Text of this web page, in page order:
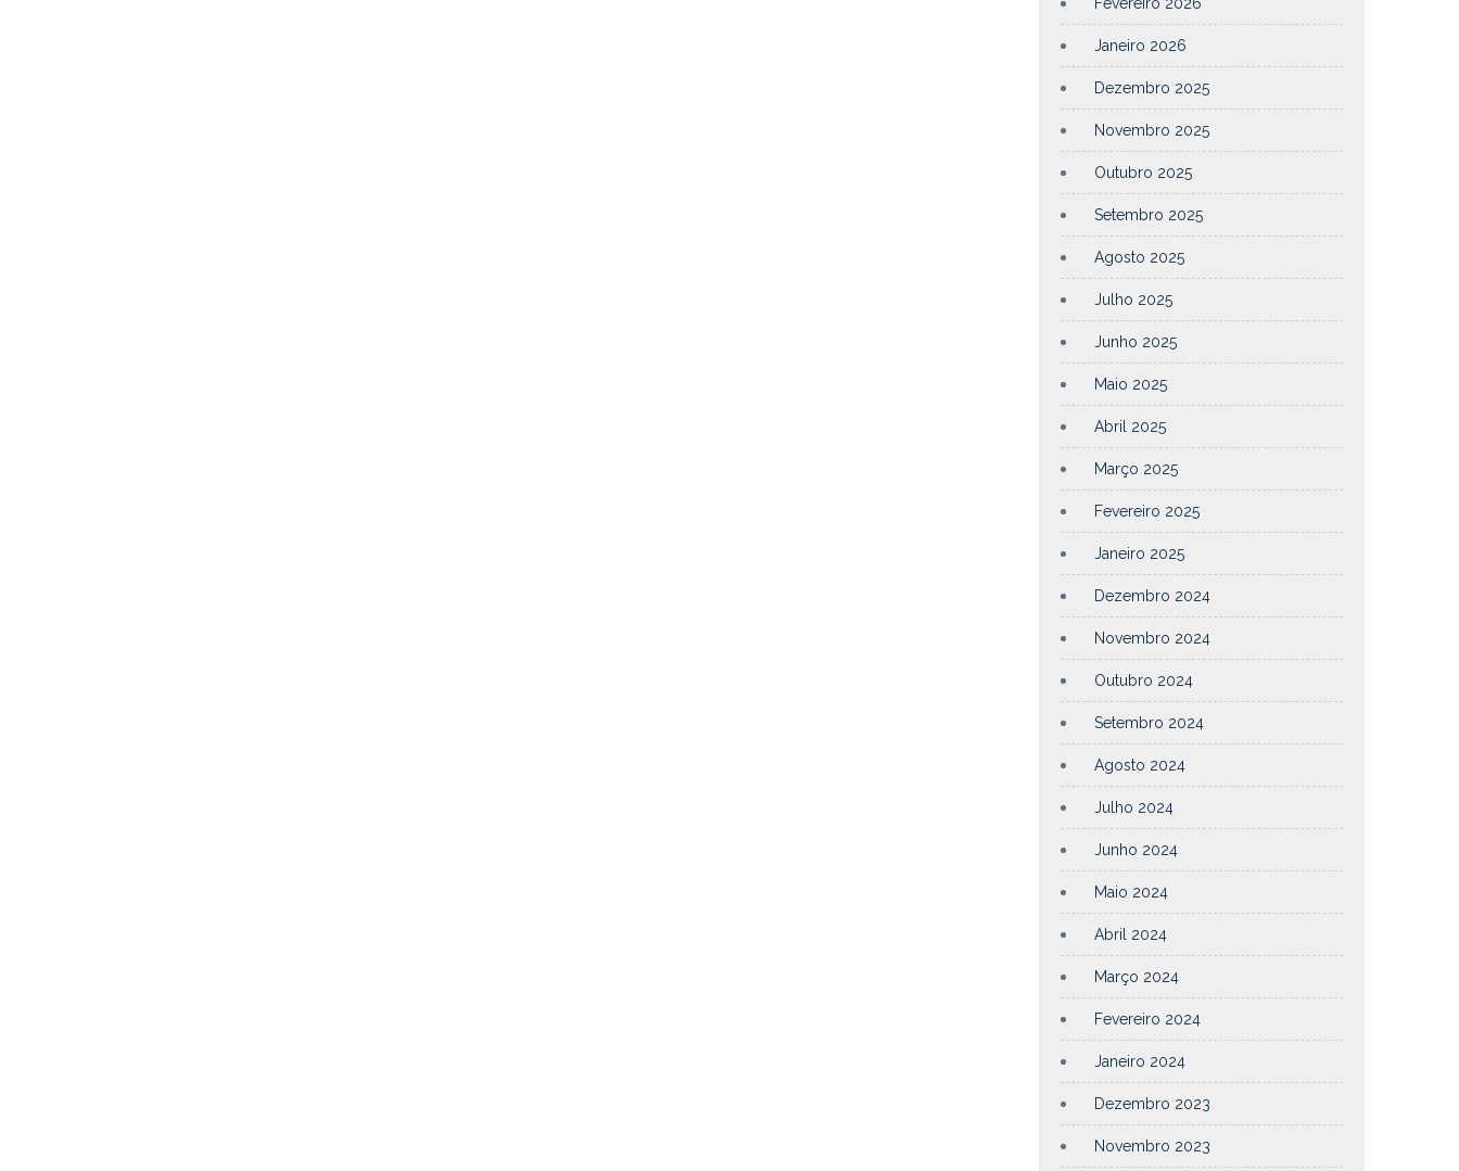
Janeiro 2026
Dezembro 2025
Novembro 2025
Outubro 2025
Setembro 2025
Agosto 2025
Julho 2025
Junho 2025
Maio 2025
Abril 2025
Março 2025
Fevereiro 2025
Janeiro 2025
Dezembro 2024
Novembro 2024
Outubro 2024
Setembro 2024
Agosto 2024
Julho 2024
Junho 2024
Maio 2024
Abril 2024
Março 2024
Fevereiro 2024
Janeiro 2024
Dezembro 2023
Novembro 2023